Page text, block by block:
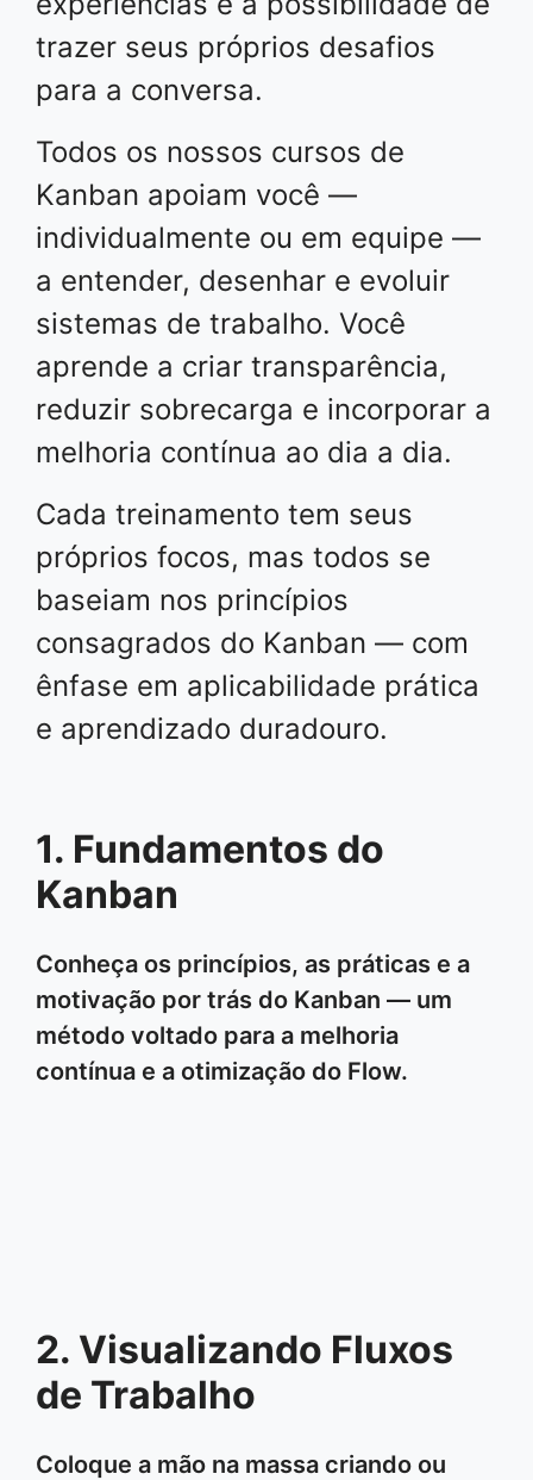
trazer seus próprios desafios
para a conversa.
Todos os nossos cursos de
Kanban apoiam você —
individualmente ou em equipe —
a entender, desenhar e evoluir
sistemas de trabalho. Você
aprende a criar transparência,
reduzir sobrecarga e incorporar a
melhoria contínua ao dia a dia.
Cada treinamento tem seus
próprios focos, mas todos se
baseiam nos princípios
consagrados do Kanban — com
ênfase em aplicabilidade prática
e aprendizado duradouro.
1. Fundamentos do
Kanban
Conheça os princípios, as práticas e a
motivação por trás do Kanban — um
método voltado para a melhoria
contínua e a otimização do Flow.
2. Visualizando Fluxos
de Trabalho
Coloque a mão na massa criando ou